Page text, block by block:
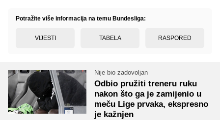
Potražite više informacija na temu Bundesliga:
VIJESTI TABELA RASPORED
Nije bio zadovoljan
Odbio pružiti treneru ruku
nakon što ga je zamijenio u
meču Lige prvaka, ekspresno
je kažnjen